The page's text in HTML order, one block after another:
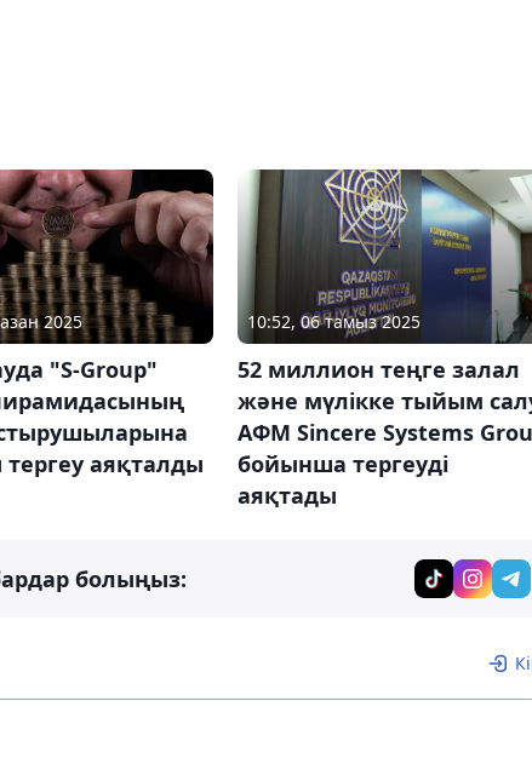
2025
"S-Group"
аяқталды
10:52, 06 тамыз 2025
52 миллион теңге залал
және мүлікке тыйым
АФМ Sincere Systems
бойынша тергеуді
аяқтады
болыңыз: